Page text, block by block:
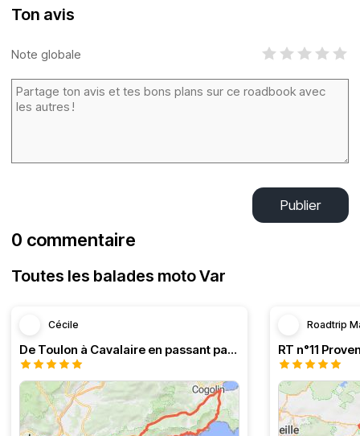
Ton avis
Note globale
Publier
0 commentaire
Toutes les balades moto Var
Cécile
De Toulon à Cavalaire en passant par la côte
Roadtrip